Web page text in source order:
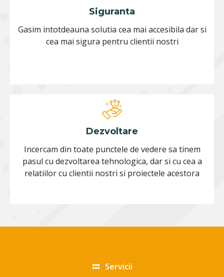
Siguranta
Gasim intotdeauna solutia cea mai accesibila dar si
cea mai sigura pentru clientii nostri
Dezvoltare
Incercam din toate punctele de vedere sa tinem
pasul cu dezvoltarea tehnologica, dar si cu cea a
relatiilor cu clientii nostri si proiectele acestora
Servicii